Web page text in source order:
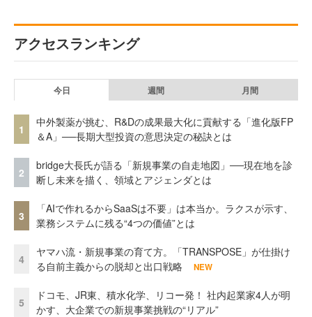
アクセスランキング
今日 週間 月間
1
中外製薬が挑む、R&Dの成果最大化に貢献する「進化版FP
＆A」──長期大型投資の意思決定の秘訣とは
2
bridge大長氏が語る「新規事業の自走地図」──現在地を診
断し未来を描く、領域とアジェンダとは
3
「AIで作れるからSaaSは不要」は本当か。ラクスが示す、
業務システムに残る“4つの価値”とは
4
ヤマハ流・新規事業の育て方。「TRANSPOSE」が仕掛け
る自前主義からの脱却と出口戦略
NEW
5
ドコモ、JR東、積水化学、リコー発！ 社内起業家4人が明
かす、大企業での新規事業挑戦の“リアル”